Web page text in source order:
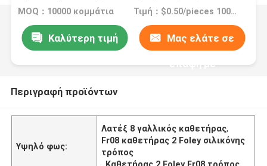
MOQ：10000 κομμάτια Τιμή：$0.50/pieces 10000-49999 pieces
Καλύτερη τιμή Μας ελάτε σε
επαφή με
Περιγραφή προϊόντων
Υψηλό φως:
Λατέξ 8 γαλλικός καθετήρας,
Fr08 καθετήρας 2 Foley σιλικόνης
τρόπος
, Καθετήρας 2 Foley Fr08 τρόπος